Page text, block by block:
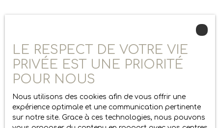
LE RESPECT DE VOTRE VIE
PRIVÉE EST UNE PRIORITÉ
POUR NOUS
Nous utilisons des cookies afin de vous offrir une
expérience optimale et une communication pertinente
sur notre site. Grace à ces technologies, nous pouvons